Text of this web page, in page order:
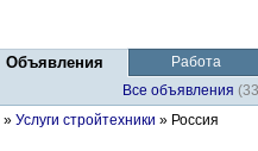
Объявления
Работа
Все объявления
» Услуги стройтехники » Россия